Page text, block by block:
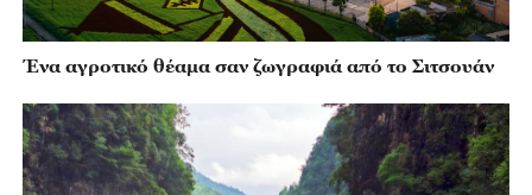
Ένα αγροτικό θέαμα σαν ζωγραφιά από το Σιτσουάν